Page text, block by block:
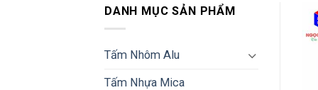
DANH MỤC SẢN PHẨM
Tấm Nhôm Alu
Tấm Nhựa Mica